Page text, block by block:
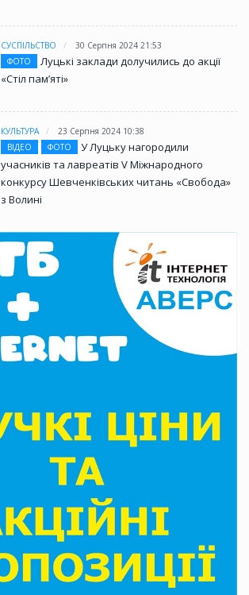
СУСПІЛЬСТВО
30 Серпня 2024 21:53
ФОТО
Луцькі заклади долучились до акції
«Стіл памʼяті»
КУЛЬТУРА
23 Серпня 2024 10:38
ВІДЕО
ФОТО
У Луцьку нагородили
учасників та лавреатів V Міжнародного
конкурсу Шевченківських читань «Свобода»
з Волині